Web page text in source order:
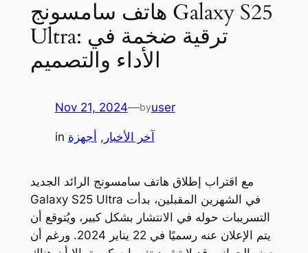
هاتف سامسونج Galaxy S25
Ultra: ترقية ضخمة في
الأداء والتصميم
Nov 21, 2024—byuser
in آخر الأخبار , أجهزة
مع اقتراب إطلاق هاتف سامسونج الرائد الجديد
Galaxy S25 Ultra في الشهرين المقبلين، بدأت
التسريبات حوله في الانتشار بشكل كبير، ويُتوقع أن
يتم الإعلان عنه رسميًا في 22 يناير 2024. ورغم أن